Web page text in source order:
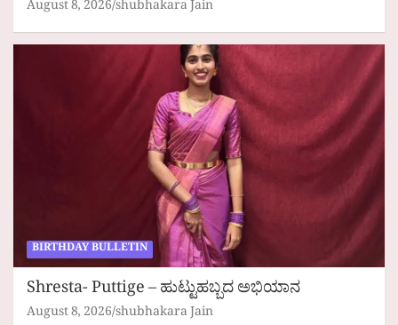
August 8, 2026 shubhakara Jain
BIRTHDAY BULLETIN
Shresta- Puttige – ಹುಟ್ಟುಹಬ್ಬದ ಅಭಿಯಾನ
August 8, 2026 shubhakara Jain